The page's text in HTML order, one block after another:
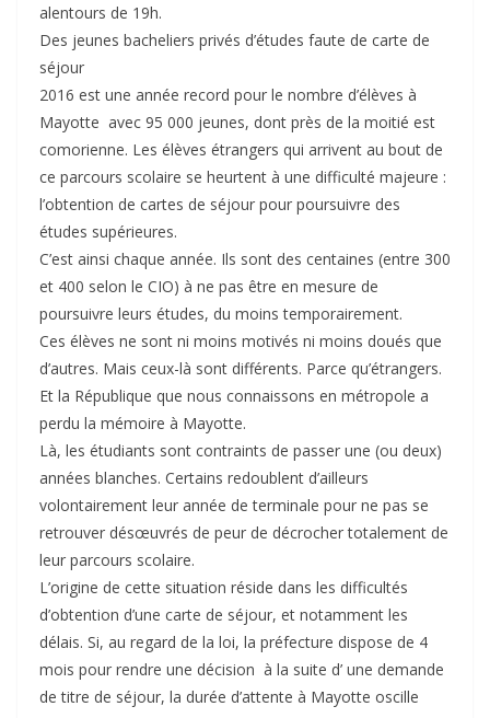
alentours de 19h.
Des jeunes bacheliers privés d’études faute de carte de
séjour
2016 est une année record pour le nombre d’élèves à
Mayotte avec 95 000 jeunes, dont près de la moitié est
comorienne. Les élèves étrangers qui arrivent au bout de
ce parcours scolaire se heurtent à une difficulté majeure :
l’obtention de cartes de séjour pour poursuivre des
études supérieures.
C’est ainsi chaque année. Ils sont des centaines (entre 300
et 400 selon le CIO) à ne pas être en mesure de
poursuivre leurs études, du moins temporairement.
Ces élèves ne sont ni moins motivés ni moins doués que
d’autres. Mais ceux-là sont différents. Parce qu’étrangers.
Et la République que nous connaissons en métropole a
perdu la mémoire à Mayotte.
Là, les étudiants sont contraints de passer une (ou deux)
années blanches. Certains redoublent d’ailleurs
volontairement leur année de terminale pour ne pas se
retrouver désœuvrés de peur de décrocher totalement de
leur parcours scolaire.
L’origine de cette situation réside dans les difficultés
d’obtention d’une carte de séjour, et notamment les
délais. Si, au regard de la loi, la préfecture dispose de 4
mois pour rendre une décision à la suite d’ une demande
de titre de séjour, la durée d’attente à Mayotte oscille